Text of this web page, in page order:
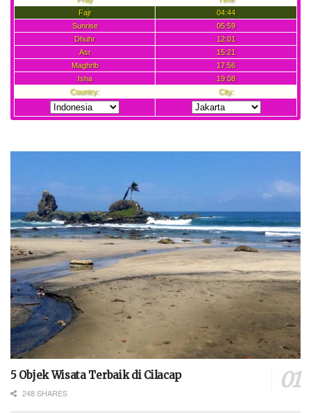
5 Objek Wisata Terbaik di Cilacap
248 SHARES